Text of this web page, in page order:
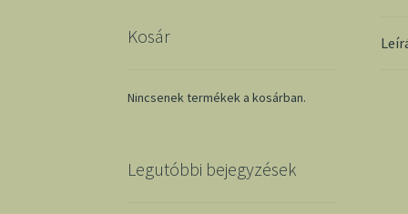
Kosár
Nincsenek termékek a kosárban.
Legutóbbi bejegyzések